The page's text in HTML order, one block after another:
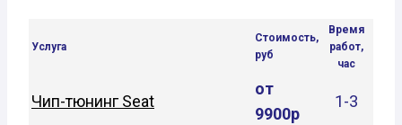
Услуга
Стоимость,
руб
Время
работ,
час
Чип-тюнинг Seat
от
9900р
1-3